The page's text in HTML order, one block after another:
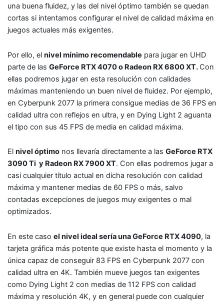
una buena fluidez, y las del nivel óptimo también se quedan
cortas si intentamos configurar el nivel de calidad máxima en
juegos actuales más exigentes.
Por ello, el nivel mínimo recomendable para jugar en UHD
parte de las GeForce RTX 4070 o Radeon RX 6800 XT. Con
ellas podremos jugar en esta resolución con calidades
máximas manteniendo un buen nivel de fluidez. Por ejemplo,
en Cyberpunk 2077 la primera consigue medias de 36 FPS en
calidad ultra con reflejos en ultra, y en Dying Light 2 aguanta
el tipo con sus 45 FPS de media en calidad máxima.
El nivel óptimo nos llevaría directamente a las GeForce RTX
3090 Ti y Radeon RX 7900 XT. Con ellas podremos jugar a
casi cualquier título actual en dicha resolución con calidad
máxima y mantener medias de 60 FPS o más, salvo
contadas excepciones de juegos muy exigentes o mal
optimizados.
En este caso el nivel ideal sería una GeForce RTX 4090, la
tarjeta gráfica más potente que existe hasta el momento y la
única capaz de conseguir 83 FPS en Cyberpunk 2077 con
calidad ultra en 4K. También mueve juegos tan exigentes
como Dying Light 2 con medias de 112 FPS con calidad
máxima y resolución 4K, y en general puede con cualquier